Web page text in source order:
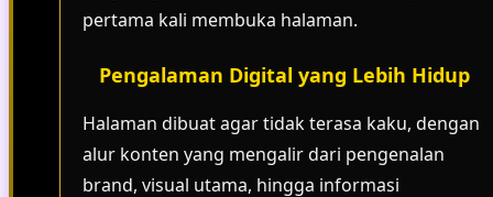
pertama kali membuka halaman.
Pengalaman Digital yang Lebih Hidup
Halaman dibuat agar tidak terasa kaku, dengan
alur konten yang mengalir dari pengenalan
brand, visual utama, hingga informasi